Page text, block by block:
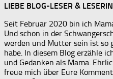
LIEBE BLOG-LESER &
Seit Februar 2020 bin ich
Und schon in der
werden und Mutter sein ist so
habe. In diesem Blog erzähle
und Gedanken als Mama.
freue mich über Eure